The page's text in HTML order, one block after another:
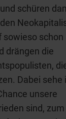
schüren
sowieso schon
drängen die
Dabei sehe
unsere
sind, zum